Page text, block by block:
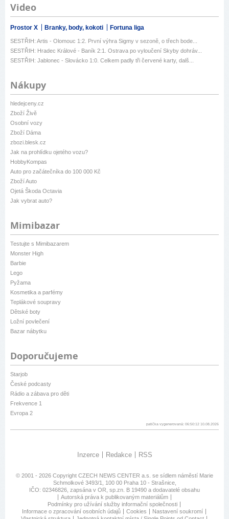
Video
Prostor X Branky, body, kokoti Fortuna liga
SESTŘIH: Artis - Olomouc 1:2. První výhra Sigmy v sezoně, o třech bode...
SESTŘIH: Hradec Králové - Baník 2:1. Ostrava po vyloučení Skyby dohráv...
SESTŘIH: Jablonec - Slovácko 1:0. Celkem padly tři červené karty, dalš...
Nákupy
hledejceny.cz
Zboží Živě
Osobní vozy
Zboží Dáma
zbozi.blesk.cz
Jak na prohlídku ojetého vozu?
HobbyKompas
Auto pro začátečníka do 100 000 Kč
Zboží Auto
Ojetá Škoda Octavia
Jak vybrat auto?
Mimibazar
Testujte s Mimibazarem
Monster High
Barbie
Lego
Pyžama
Kosmetika a parfémy
Teplákové soupravy
Dětské boty
Ložní povlečení
Bazar nábytku
Doporučujeme
Starjob
České podcasty
Rádio a zábava pro děti
Frekvence 1
Evropa 2
patička vygenerovaná: 06:50:12 10.08.2026
Inzerce Redakce RSS
© 2001 - 2026 Copyright CZECH NEWS CENTER a.s. se sídlem náměstí Marie
Schmolkové 3493/1, 100 00 Praha 10 - Strašnice,
IČO: 02346826, zapsána v OR, sp.zn. B 19490 a dodavatelé obsahu
Autorská práva k publikovaným materiálům
Podmínky pro užívání služby informační společnosti
Informace o zpracování osobních údajů
Cookies
Nastavení soukromí